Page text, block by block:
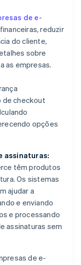
de e-
reduzir
do cliente,
sobre
as empresas.
de checkout
opções
assinaturas:
têm produtos
Os sistemas
ajudar a
e enviando
e processando
assinaturas sem
de e-